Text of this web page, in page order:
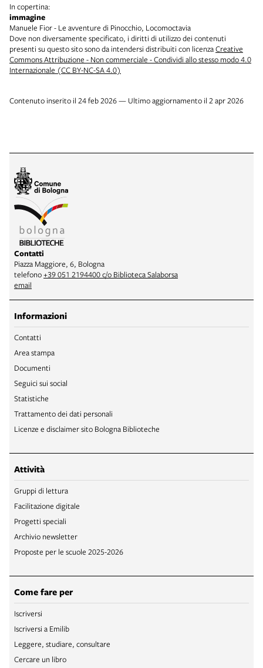
In copertina:
immagine
Manuele Fior - Le avventure di Pinocchio, Locomoctavia
Dove non diversamente specificato, i diritti di utilizzo dei contenuti
presenti su questo sito sono da intendersi distribuiti con licenzaCreative
Commons Attribuzione - Non commerciale - Condividi allo stesso modo 4.0
Internazionale (CC BY-NC-SA 4.0)
Contenuto inserito il 24 feb 2026 — Ultimo aggiornamento il 2 apr 2026
Contatti
Piazza Maggiore, 6, Bologna
telefono+39 051 2194400 c/o Biblioteca Salaborsa
email
Informazioni
Contatti
Area stampa
Documenti
Seguici sui social
Statistiche
Trattamento dei dati personali
Licenze e disclaimer sito Bologna Biblioteche
Attività
Gruppi di lettura
Facilitazione digitale
Progetti speciali
Archivio newsletter
Proposte per le scuole 2025-2026
Come fare per
Iscriversi
Iscriversi a Emilib
Leggere, studiare, consultare
Cercare un libro